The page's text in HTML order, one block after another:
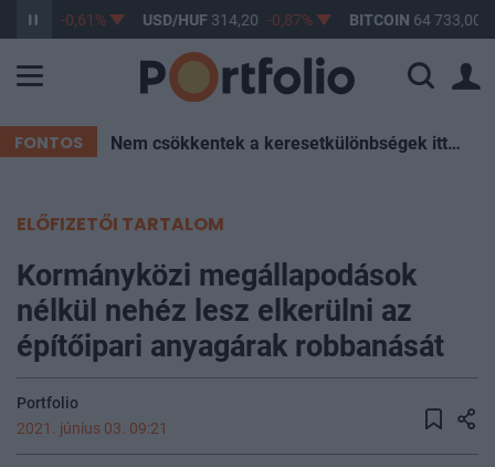
363,17 -0,61% USD/HUF314,20 -0,87% BITCOIN 64 733,00
FONTOS Nem csökkentek a keresetkülönbségek itthon az elmúlt két évtizedben – Mutatjuk az okokat
ELŐFIZETŐI TARTALOM
Kormányközi megállapodások
nélkül nehéz lesz elkerülni az
építőipari anyagárak robbanását
Portfolio
2021. június 03. 09:21